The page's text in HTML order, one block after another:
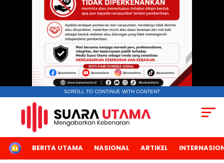
SCROLL TO CONTINUE WITH CONTENT
HOMEBERITA UTAMA NASIONAL ARTIKEL